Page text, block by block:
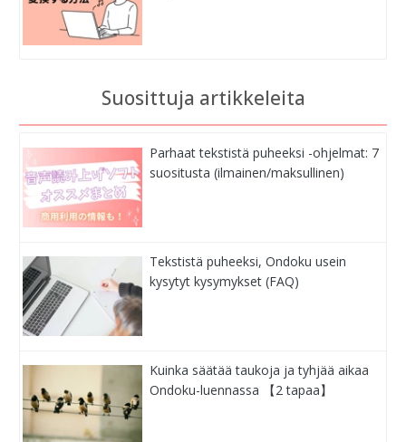
Suosittuja artikkeleita
Parhaat tekstistä puheeksi -ohjelmat: 7
suositusta (ilmainen/maksullinen)
Tekstistä puheeksi, Ondoku usein
kysytyt kysymykset (FAQ)
Kuinka säätää taukoja ja tyhjää aikaa
Ondoku-luennassa 【2 tapaa】